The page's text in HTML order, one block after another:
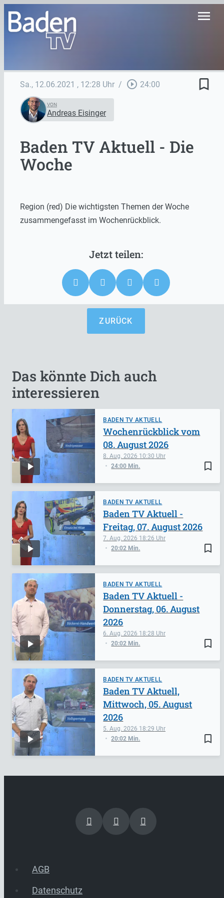
menu
Sa., 12.06.2021 , 12:28 Uhr / play_circle_outline 24:00 bookmark_border
VON
Andreas Eisinger
Baden TV Aktuell - Die
Woche
Region (red) Die wichtigsten Themen der Woche
zusammengefasst im Wochenrückblick.
ZURÜCK
Das könnte Dich auch
interessieren
BADEN TV AKTUELL
bookmark_border
8. Aug. 2026 10:30
24:00 Min.
Wochenrückblick vom
08. August 2026
BADEN TV AKTUELL
bookmark_border
7. Aug. 2026 18:26
20:02 Min.
Baden TV Aktuell -
Freitag, 07. August 2026
BADEN TV AKTUELL
bookmark_border
6. Aug. 2026 18:28
20:02 Min.
Baden TV Aktuell -
Donnerstag, 06. August
2026
BADEN TV AKTUELL
bookmark_border
5. Aug. 2026 18:29
20:02 Min.
Baden TV Aktuell,
Mittwoch, 05. August
2026
AGB
Datenschutz